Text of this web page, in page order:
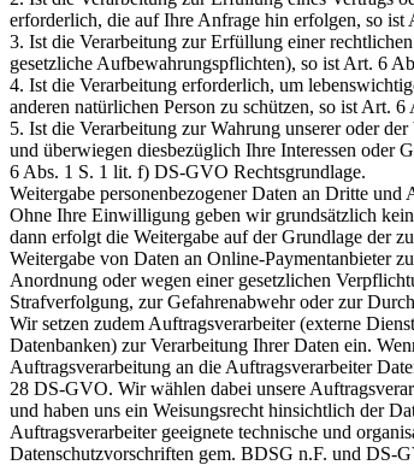
erforderlich, die auf Ihre Anfrage hin erfolgen, so
3. Ist die Verarbeitung zur Erfüllung einer
gesetzliche Aufbewahrungspflichten), so ist Art. 6
4. Ist die Verarbeitung erforderlich, um
anderen natürlichen Person zu schützen, so ist Art.
5. Ist die Verarbeitung zur Wahrung unserer oder
und überwiegen diesbezüglich Ihre Interessen oder
6 Abs. 1 S. 1 lit. f) DS-GVO Rechtsgrundlage.
Weitergabe personenbezogener Daten an Dritte und
Ohne Ihre Einwilligung geben wir grundsätzlich
dann erfolgt die Weitergabe auf der Grundlage der
Weitergabe von Daten an Online-Paymentanbieter
Anordnung oder wegen einer gesetzlichen
Strafverfolgung, zur Gefahrenabwehr oder zur
Wir setzen zudem Auftragsverarbeiter (externe
Datenbanken) zur Verarbeitung Ihrer Daten ein.
Auftragsverarbeitung an die Auftragsverarbeiter
28 DS-GVO. Wir wählen dabei unsere
und haben uns ein Weisungsrecht hinsichtlich der
Auftragsverarbeiter geeignete technische und
Datenschutzvorschriften gem. BDSG n.F. und DS-